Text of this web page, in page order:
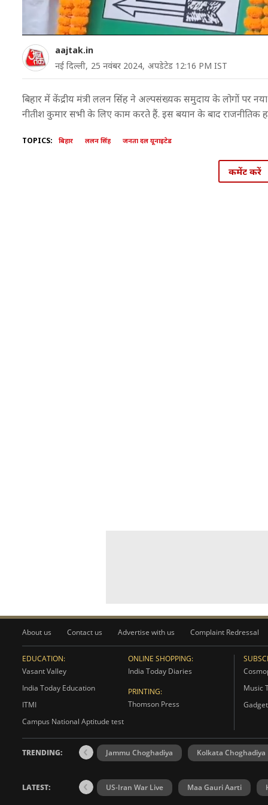
aajtak.in
नई दिल्ली, 25 नवंबर 2024, अपडेटेड 12:16 PM IST
बिहार में केंद्रीय मंत्री ललन सिंह ने अल्पसंख्यक समुदाय के लोगों पर
नीतीश कुमार सभी के लिए काम करते हैं. इस बयान के बाद
TOPICS: बिहार ललन सिंह जनता दल यूनाइटेड
कमेंट करें
About us Contact us Advertise with us Complaint Redressal
EDUCATION:
Vasant Valley
India Today Education
ITMI
Campus National Aptitude test
ONLINE SHOPPING:
India Today Diaries
PRINTING:
Thomson Press
Music
TRENDING: Jammu Choghadiya Kolkata Choghadiya
LATEST: US-Iran War Live Maa Gauri Aarti